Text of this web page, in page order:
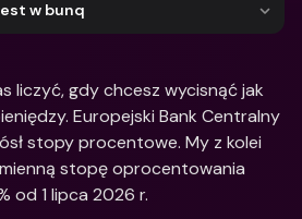
w bunq
liczyć, gdy chcesz wycisnąć jak
Europejski Bank Centralny
stopy procentowe. My z kolei
stopę oprocentowania
od 1 lipca 2026 r.